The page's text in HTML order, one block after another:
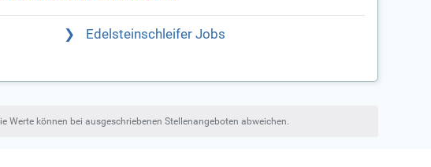
Edelsteinschleifer Jobs
können bei ausgeschriebenen Stellenangeboten abweichen.